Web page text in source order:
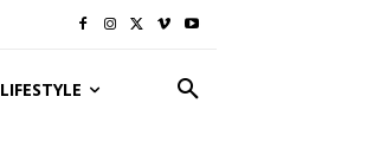
LIFESTYLE